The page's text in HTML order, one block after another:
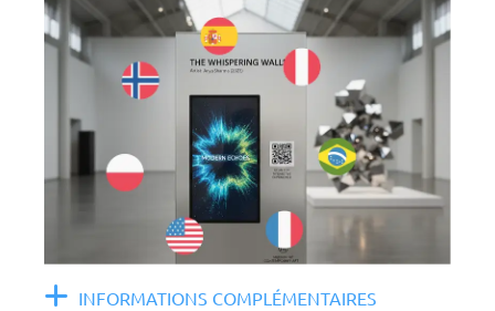
INFORMATIONS COMPLÉMENTAIRES